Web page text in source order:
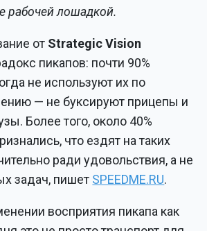
рабочей лошадкой.
от Strategic Vision
пикапов: почти 90%
не используют их по
— не буксируют прицепы и
Более того, около 40%
что ездят на таких
ради удовольствия, а не
задач, пишет SPEEDME.RU.
восприятия пикапа как